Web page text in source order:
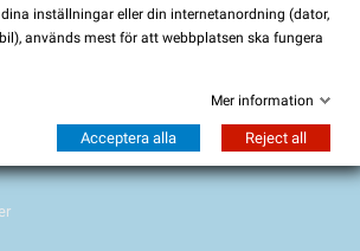
2017 erbjudit kvalitetsprodukter för hem och
hela Sverige. Hos oss hittar du ett noggrant utvalt
kvalitet, funktion och lång hållbarhet.
inställningar eller din internetanordning (dator,
används mest för att webbplatsen ska fungera
Mer information
Acceptera alla Reject all